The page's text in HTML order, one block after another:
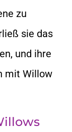
zu
sie das
und ihre
mit Willow